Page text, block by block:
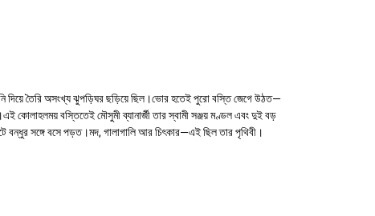
দিয়ে তৈরি অসংখ্য ঝুপড়িঘর ছড়িয়ে ছিল।ভোর হতেই পুরো বস্তি জেগে উঠত—
কোলাহলময় বস্তিতেই মৌসুমী ব্যানার্জী তার স্বামী সঞ্জয় মণ্ডল এবং দুই বড়
বন্ধুর সঙ্গে বসে পড়ত।মদ, গালাগালি আর চিৎকার—এই ছিল তার পৃথিবী।